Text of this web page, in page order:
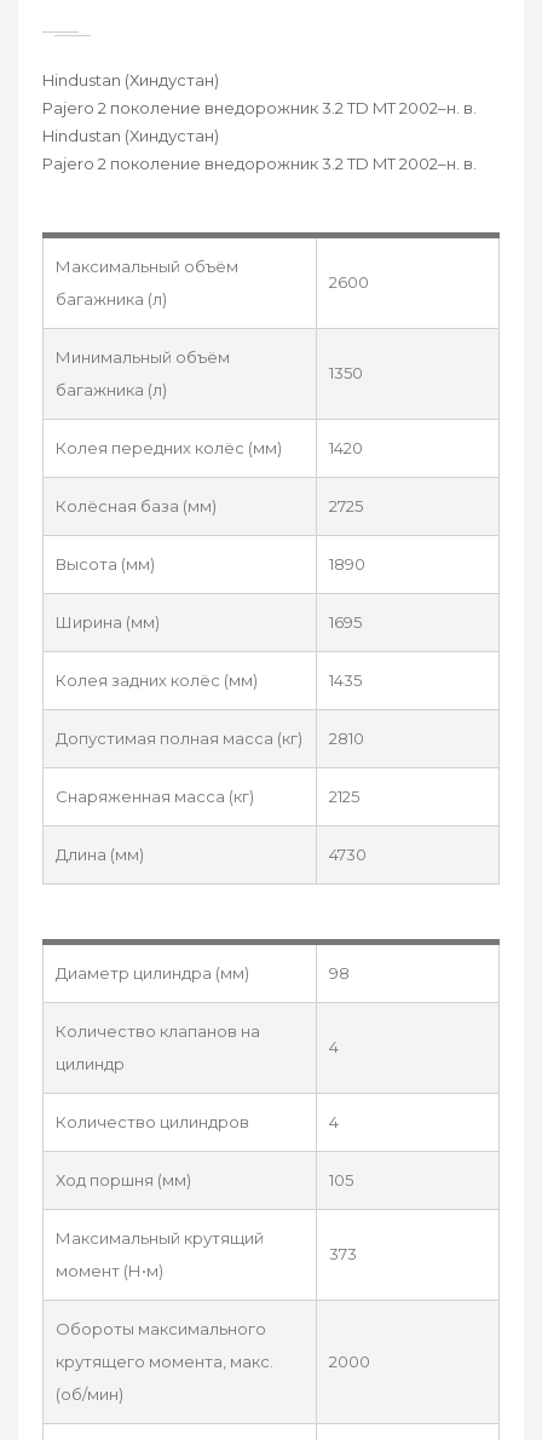
Hindustan (Хиндустан)
Pajero 2 поколение внедорожник 3.2 TD MT 2002–н. в.
Hindustan (Хиндустан)
Pajero 2 поколение внедорожник 3.2 TD MT 2002–н. в.
Максимальный объём
багажника (л)
2600
Минимальный объём
багажника (л)
1350
Колея передних колёс (мм) 1420
Колёсная база (мм) 2725
Высота (мм) 1890
Ширина (мм) 1695
Колея задних колёс (мм) 1435
Допустимая полная масса (кг) 2810
Снаряженная масса (кг) 2125
Длина (мм) 4730
Диаметр цилиндра (мм) 98
Количество клапанов на
цилиндр
4
Количество цилиндров 4
Ход поршня (мм) 105
Максимальный крутящий
момент (Н•м)
373
Обороты максимального
крутящего момента, макс.
(об/мин)
2000